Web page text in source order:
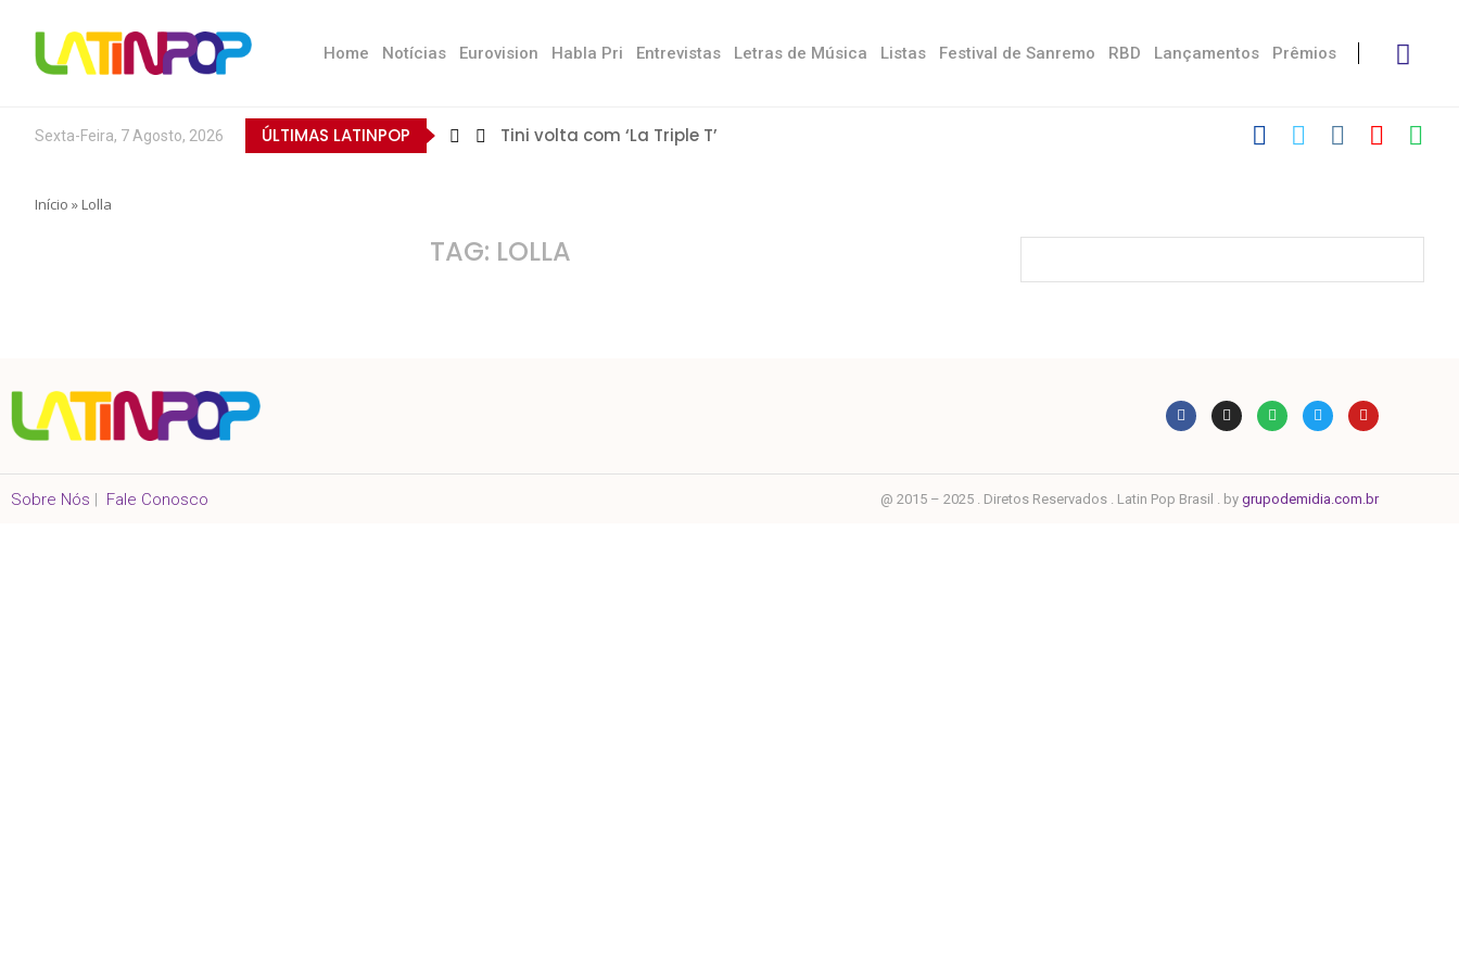
Home Notícias Eurovision Habla Pri Entrevistas Letras de Música Listas Festival de Sanremo RBD Lançamentos Prêmios
Sexta-Feira, 7 Agosto, 2026 ÚLTIMAS LATINPOP Tini volta com ‘La Triple T’
Início » Lolla
TAG: LOLLA
Sobre Nós | Fale Conosco @ 2015 – 2025 . Diretos Reservados . Latin Pop Brasil . by grupodemidia.com.br